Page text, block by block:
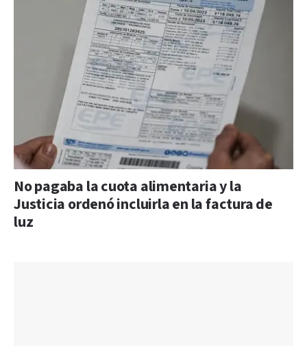
No pagaba la cuota alimentaria y la
Justicia ordenó incluirla en la factura de
luz